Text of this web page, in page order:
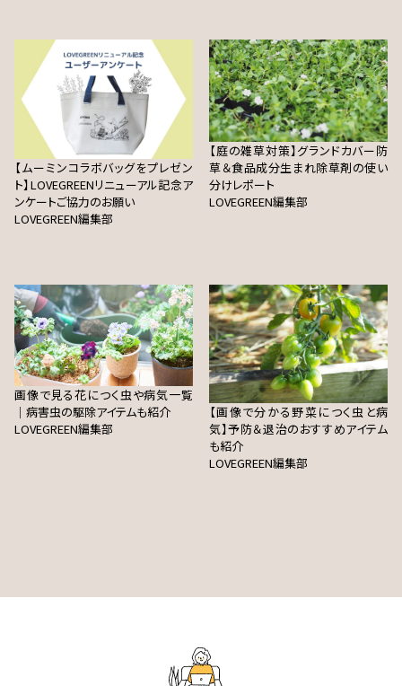
【ムーミンコラボバッグをプレゼン
ト】LOVEGREENリニューアル記念ア
ンケートご協力のお願い
LOVEGREEN編集部
【庭の雑草対策】グランドカバー防
草＆食品成分生まれ除草剤の使い
分けレポート
LOVEGREEN編集部
画像で見る花につく虫や病気一覧
｜病害虫の駆除アイテムも紹介
LOVEGREEN編集部
【画像で分かる野菜につく虫と病
気】予防＆退治のおすすめアイテム
も紹介
LOVEGREEN編集部